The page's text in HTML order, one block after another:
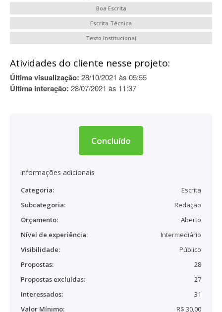
Boa Escrita
Escrita Técnica
Texto Institucional
Atividades do cliente nesse projeto:
Última visualização: 28/10/2021 às 05:55
Última interação: 28/07/2021 às 11:37
Concluído
Informações adicionais
Categoria:
Escrita
Subcategoria:
Redação
Orçamento:
Aberto
Nível de experiência:
Intermediário
Visibilidade:
Público
Propostas:
28
Propostas excluídas:
27
Interessados:
31
Valor Mínimo:
R$ 30,00